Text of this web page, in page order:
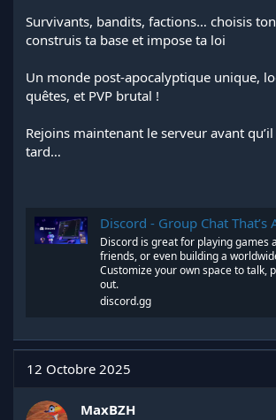
c
u
s
o
Survivants, bandits, factions… choisis
construis ta base et impose ta loi
Un monde post-apocalyptique unique,
quêtes, et PVP brutal !
Rejoins maintenant le serveur avant
tard…
Discord is great for playing games
friends, or even building a
Customize your own space to talk,
out.
discord.gg
12 Octobre 2025
MaxBZH